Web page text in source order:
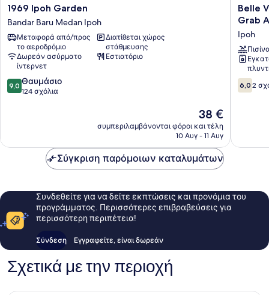
1969
Ipoh
Garden
Bandar
Baru
Medan
Ipoh
1969 Ipoh Garden
Bandar Baru Medan Ipoh
Μεταφορά από/προς
το αεροδρόμιο
Διατίθεται χώρος
στάθμευσης
Δωρεάν ασύρματο
ίντερνετ
Εστιατόριο
9.0
στα
9,0 Θαυμάσιο
124 σχόλια
Η
τιμή
είναι
38 €
συμπεριλαμβάνονται φόροι και τέλη
10 Αυγ - 11 Αυγ
Belle
Vue
Suites
l
The
Horizon
Ipoh
l
l
Belle
Grab
Ipoh
6.0
στα
6,0 2
Σύγκριση παρόμοιων καταλυμάτων
Συνδεθείτε για να δείτε εκπτώσεις και προνόμια του
προγράμματος. Περισσότερες επιβραβεύσεις για
περισσότερη περιπέτεια!
Σύνδεση Εγγραφείτε, είναι δωρεάν
Σχετικά με την περιοχή